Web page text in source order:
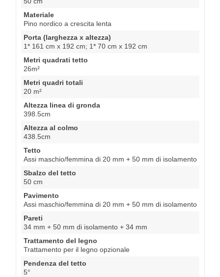
Materiale
Pino nordico a crescita lenta
Porta (larghezza x altezza)
1* 161 cm x 192 cm; 1* 70 cm x 192 cm
Metri quadrati tetto
26m²
Metri quadri totali
20 m²
Altezza linea di gronda
398.5cm
Altezza al colmo
438.5cm
Tetto
Assi maschio/femmina di 20 mm + 50 mm di isolamento
Sbalzo del tetto
50 cm
Pavimento
Assi maschio/femmina di 20 mm + 50 mm di isolamento
Pareti
34 mm + 50 mm di isolamento + 34 mm
Trattamento del legno
Trattamento per il legno opzionale
Pendenza del tetto
5°